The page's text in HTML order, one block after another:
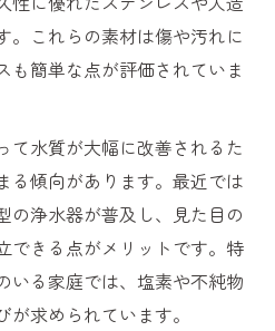
。これらの素材は傷や汚れに
も簡単な点が評価されていま
て水質が大幅に改善されるた
る傾向があります。最近では
の浄水器が普及し、見た目の
できる点がメリットです。特
いる家庭では、塩素や不純物
求められています。